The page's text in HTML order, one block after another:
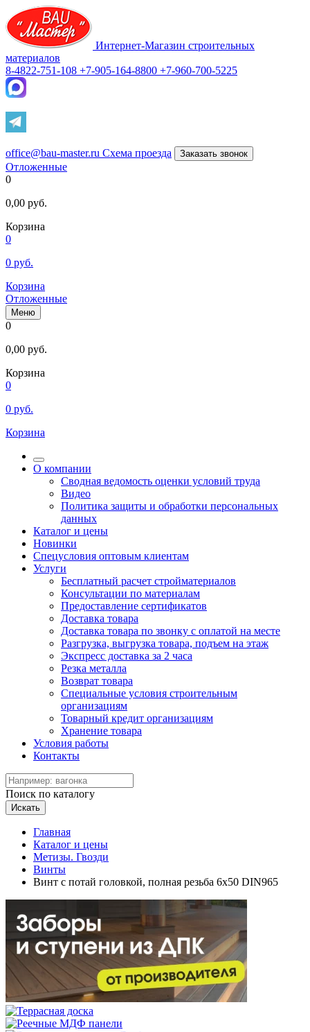
Интернет-Магазин строительных
материалов
8-4822-751-108 +7-905-164-8800 +7-960-700-5225
office@bau-master.ru Схема проезда Заказать звонок
Отложенные
0
0,00 руб.
Корзина
0
0 руб.
Корзина
Отложенные
Меню
0
0,00 руб.
Корзина
0
0 руб.
Корзина
О компании
Сводная ведомость оценки условий труда
Видео
Политика защиты и обработки персональных
данных
Каталог и цены
Новинки
Спецусловия оптовым клиентам
Услуги
Бесплатный расчет стройматериалов
Консультации по материалам
Предоставление сертификатов
Доставка товара
Доставка товара по звонку с оплатой на месте
Разгрузка, выгрузка товара, подъем на этаж
Экспресс доставка за 2 часа
Резка металла
Возврат товара
Специальные условия строительным
организациям
Товарный кредит организациям
Хранение товара
Условия работы
Контакты
Поиск по каталогу
Искать
Главная
Каталог и цены
Метизы. Гвозди
Винты
Винт с потай головкой, полная резьба 6х50 DIN965